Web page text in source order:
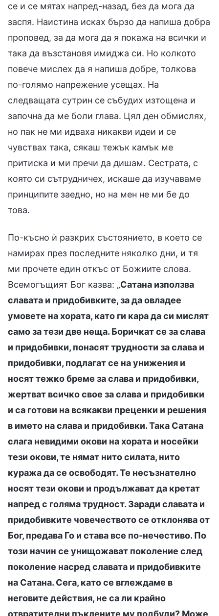
се и се мятах напред-назад, без да мога да
заспя. Наистина исках бързо да напиша добра
проповед, за да мога да я покажа на всички и
така да възстановя имиджа си. Но колкото
повече мислех да я напиша добре, толкова
по-голямо напрежение усещах. На
следващата сутрин се събудих изтощена и
започна да ме боли глава. Цял ден обмислях,
но пак не ми идваха никакви идеи и се
чувствах така, сякаш тежък камък ме
притиска и ми пречи да дишам. Сестрата, с
която си сътрудничех, искаше да изучаваме
принципите заедно, но на мен не ми бе до
това.
По-късно ѝ разкрих състоянието, в което се
намирах през последните няколко дни, и тя
ми прочете един откъс от Божиите слова.
Всемогъщият Бог казва: „Сатана използва
славата и придобивките, за да овладее
умовете на хората, като ги кара да си мислят
само за тези две неща. Боричкат се за слава
и придобивки, понасят трудности за слава и
придобивки, подлагат се на унижения и
носят тежко бреме за слава и придобивки,
жертват всичко свое за слава и придобивки
и са готови на всякакви преценки и решения
в името на слава и придобивки. Така Сатана
слага невидими окови на хората и носейки
тези окови, те нямат нито силата, нито
куража да се освободят. Те несъзнателно
носят тези окови и продължават да кретат
напред с голяма трудност. Заради славата и
придобивките човечеството се отклонява от
Бог, предава Го и става все по-нечестиво. По
този начин се унищожават поколение след
поколение насред славата и придобивките
на Сатана. Сега, като се вглеждаме в
неговите действия, не са ли крайно
отвратителни пъклените му подбуди? Може